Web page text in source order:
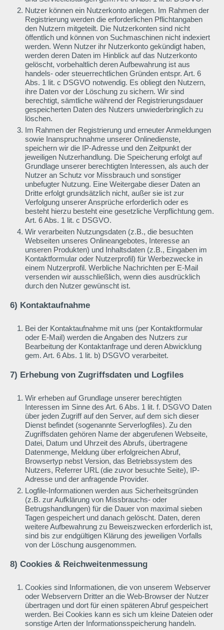
Nutzer können ein Nutzerkonto anlegen. Im Rahmen der
Registrierung werden die erforderlichen Pflichtangaben
den Nutzern mitgeteilt. Die Nutzerkonten sind nicht
öffentlich und können von Suchmaschinen nicht indexiert
werden. Wenn Nutzer ihr Nutzerkonto gekündigt haben,
werden deren Daten im Hinblick auf das Nutzerkonto
gelöscht, vorbehaltlich deren Aufbewahrung ist aus
handels- oder steuerrechtlichen Gründen entspr. Art. 6
Abs. 1 lit. c DSGVO notwendig. Es obliegt den Nutzern,
ihre Daten vor der Löschung zu sichern. Wir sind
berechtigt, sämtliche während der Registrierungsdauer
gespeicherten Daten des Nutzers unwiederbringlich zu
löschen.
Im Rahmen der Registrierung und erneuter Anmeldungen
sowie Inanspruchnahme unserer Onlinedienste,
speichern wir die IP-Adresse und den Zeitpunkt der
jeweiligen Nutzerhandlung. Die Speicherung erfolgt auf
Grundlage unserer berechtigten Interessen, als auch der
Nutzer an Schutz vor Missbrauch und sonstiger
unbefugter Nutzung. Eine Weitergabe dieser Daten an
Dritte erfolgt grundsätzlich nicht, außer sie ist zur
Verfolgung unserer Ansprüche erforderlich oder es
besteht hierzu besteht eine gesetzliche Verpflichtung gem.
Art. 6 Abs. 1 lit. c DSGVO.
Wir verarbeiten Nutzungsdaten (z.B., die besuchten
Webseiten unseres Onlineangebotes, Interesse an
unseren Produkten) und Inhaltsdaten (z.B., Eingaben im
Kontaktformular oder Nutzerprofil) für Werbezwecke in
einem Nutzerprofil. Werbliche Nachrichten per E-Mail
versenden wir ausschließlich, wenn dies ausdrücklich
durch den Nutzer gewünscht ist.
6) Kontaktaufnahme
Bei der Kontaktaufnahme mit uns (per Kontaktformular
oder E-Mail) werden die Angaben des Nutzers zur
Bearbeitung der Kontaktanfrage und deren Abwicklung
gem. Art. 6 Abs. 1 lit. b) DSGVO verarbeitet.
7) Erhebung von Zugriffsdaten und Logfiles
Wir erheben auf Grundlage unserer berechtigten
Interessen im Sinne des Art. 6 Abs. 1 lit. f. DSGVO Daten
über jeden Zugriff auf den Server, auf dem sich dieser
Dienst befindet (sogenannte Serverlogfiles). Zu den
Zugriffsdaten gehören Name der abgerufenen Webseite,
Datei, Datum und Uhrzeit des Abrufs, übertragene
Datenmenge, Meldung über erfolgreichen Abruf,
Browsertyp nebst Version, das Betriebssystem des
Nutzers, Referrer URL (die zuvor besuchte Seite), IP-
Adresse und der anfragende Provider.
Logfile-Informationen werden aus Sicherheitsgründen
(z.B. zur Aufklärung von Missbrauchs- oder
Betrugshandlungen) für die Dauer von maximal sieben
Tagen gespeichert und danach gelöscht. Daten, deren
weitere Aufbewahrung zu Beweiszwecken erforderlich ist,
sind bis zur endgültigen Klärung des jeweiligen Vorfalls
von der Löschung ausgenommen.
8) Cookies & Reichweitenmessung
Cookies sind Informationen, die von unserem Webserver
oder Webservern Dritter an die Web-Browser der Nutzer
übertragen und dort für einen späteren Abruf gespeichert
werden. Bei Cookies kann es sich um kleine Dateien oder
sonstige Arten der Informationsspeicherung handeln.